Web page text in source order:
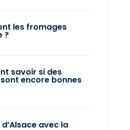
les fromages
?
savoir si des
encore bonnes
avec la